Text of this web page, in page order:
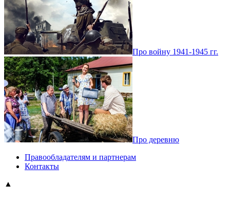
Про войну 1941-1945 гг.
Про деревню
Правообладателям и партнерам
Контакты
▲